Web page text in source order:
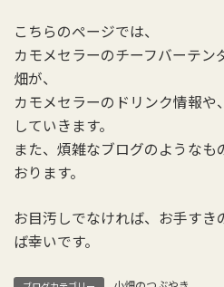
こちらのページでは、
カモメセラーのチーフバーテ
畑が、
カモメセラーのドリンク情報
していきます。
また、煩雑なブログのような
おります。
お目汚しでなければ、お手す
ば幸いです。